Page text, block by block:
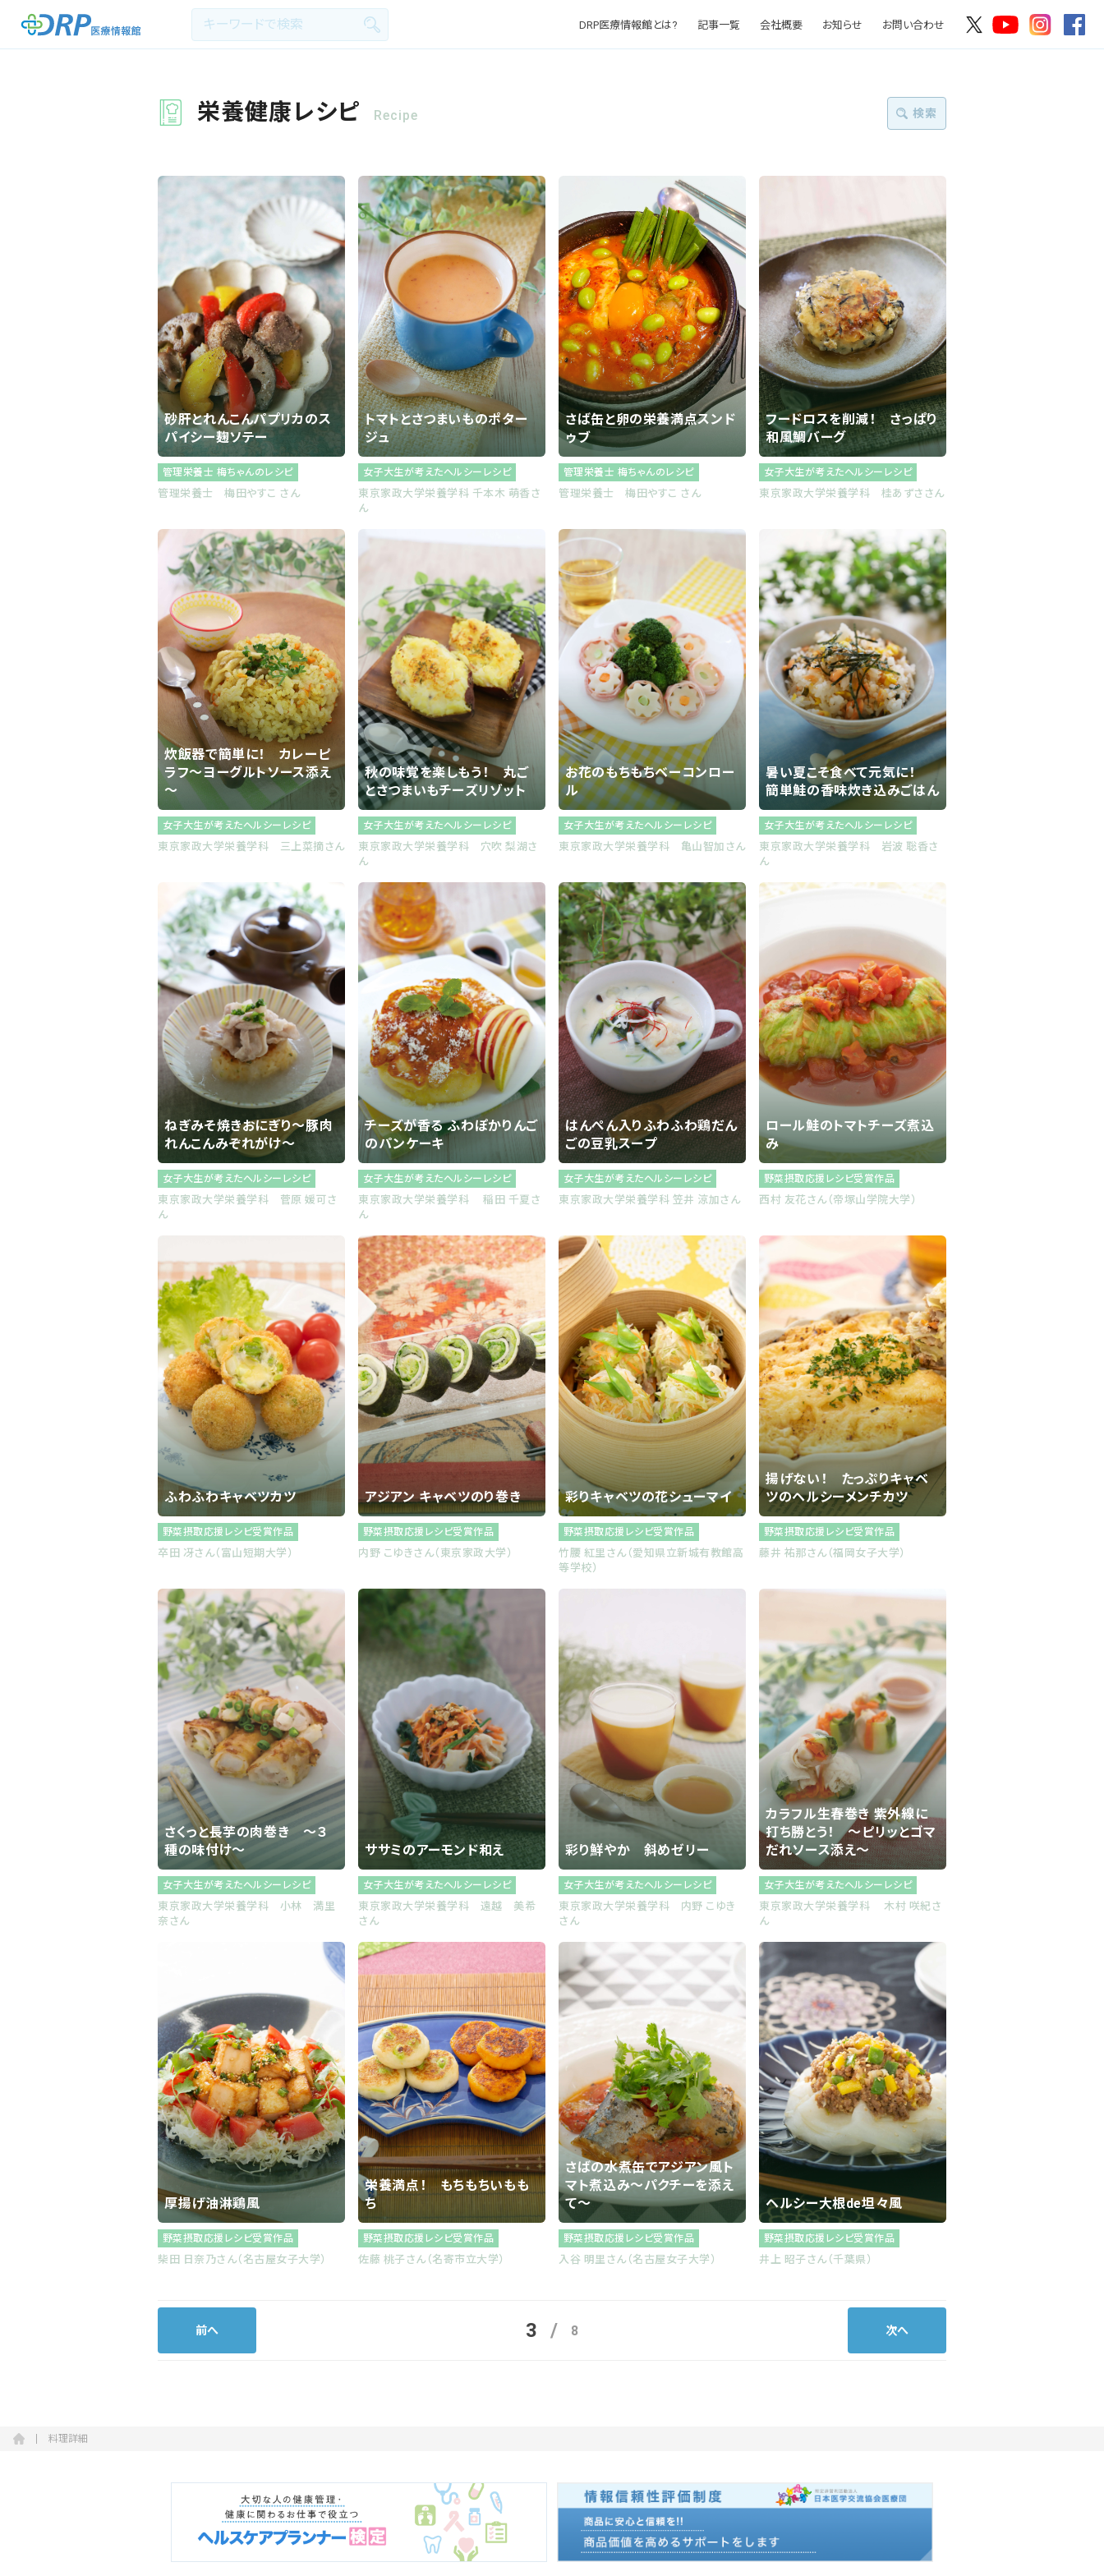
DRP医療情報館とは? 記事一覧 会社概要 お知らせ お問い合わせ
栄養健康レシピ
医療系学生記事
栄養健康レシピ Recipe 検索
砂肝とれんこんパプリカのス
パイシー麹ソテー
管理栄養士 梅ちゃんのレシピ
管理栄養士 梅田やすこ さん
トマトとさつまいものポター
ジュ
女子大生が考えたヘルシーレシピ
東京家政大学栄養学科 千本木 萌香さ
ん
さば缶と卵の栄養満点スンド
ゥブ
管理栄養士 梅ちゃんのレシピ
管理栄養士 梅田やすこ さん
フードロスを削減！ さっぱり
和風鯛バーグ
女子大生が考えたヘルシーレシピ
東京家政大学栄養学科 桂あずささん
炊飯器で簡単に！ カレーピ
ラフ～ヨーグルトソース添え
～
女子大生が考えたヘルシーレシピ
東京家政大学栄養学科 三上菜摘さん
秋の味覚を楽しもう！ 丸ご
とさつまいもチーズリゾット
女子大生が考えたヘルシーレシピ
東京家政大学栄養学科 穴吹 梨湖さ
ん
お花のもちもちベーコンロー
ル
女子大生が考えたヘルシーレシピ
東京家政大学栄養学科 亀山智加さん
暑い夏こそ食べて元気に！
簡単鮭の香味炊き込みごはん
女子大生が考えたヘルシーレシピ
東京家政大学栄養学科 岩波 聡香さ
ん
ねぎみそ焼きおにぎり～豚肉
れんこんみぞれがけ～
女子大生が考えたヘルシーレシピ
東京家政大学栄養学科 菅原 媛可さ
ん
チーズが香る ふわぽかりんご
のパンケーキ
女子大生が考えたヘルシーレシピ
東京家政大学栄養学科 稲田 千夏さ
ん
はんぺん入りふわふわ鶏だん
ごの豆乳スープ
女子大生が考えたヘルシーレシピ
東京家政大学栄養学科 笠井 涼加さん
ロール鮭のトマトチーズ煮込
み
野菜摂取応援レシピ受賞作品
西村 友花さん（帝塚山学院大学）
ふわふわキャベツカツ
野菜摂取応援レシピ受賞作品
卒田 冴さん（富山短期大学）
アジアン キャベツのり巻き
野菜摂取応援レシピ受賞作品
内野 こゆきさん（東京家政大学）
彩りキャベツの花シューマイ
野菜摂取応援レシピ受賞作品
竹腰 紅里さん（愛知県立新城有教館高
等学校）
揚げない！ たっぷりキャベ
ツのヘルシーメンチカツ
野菜摂取応援レシピ受賞作品
藤井 祐那さん（福岡女子大学）
さくっと長芋の肉巻き ～３
種の味付け～
女子大生が考えたヘルシーレシピ
東京家政大学栄養学科 小林 満里
奈さん
ササミのアーモンド和え
女子大生が考えたヘルシーレシピ
東京家政大学栄養学科 遠越 美希
さん
彩り鮮やか 斜めゼリー
女子大生が考えたヘルシーレシピ
東京家政大学栄養学科 内野 こゆき
さん
カラフル生春巻き 紫外線に
打ち勝とう！ ～ピリッとゴマ
だれソース添え～
女子大生が考えたヘルシーレシピ
東京家政大学栄養学科 木村 咲紀さ
ん
厚揚げ油淋鶏風
野菜摂取応援レシピ受賞作品
柴田 日奈乃さん（名古屋女子大学）
栄養満点！ もちもちいもも
ち
野菜摂取応援レシピ受賞作品
佐藤 桃子さん（名寄市立大学）
さばの水煮缶でアジアン風ト
マト煮込み～パクチーを添え
て～
野菜摂取応援レシピ受賞作品
入谷 明里さん（名古屋女子大学）
ヘルシー大根de坦々風
野菜摂取応援レシピ受賞作品
井上 昭子さん（千葉県）
8
前へ 3 次へ
料理詳細